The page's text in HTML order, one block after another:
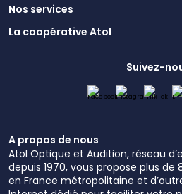
Nos services
La coopérative Atol
Suivez-
A propos de nous
Atol Optique et Audition, réseau
depuis 1970, vous propose plus
en France métropolitaine et